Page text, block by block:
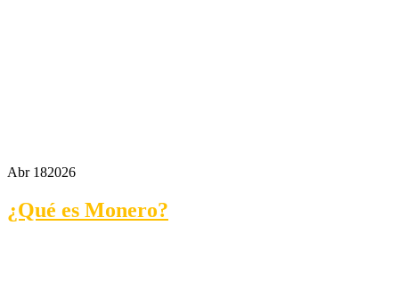
Abr 182026
¿Qué es Monero?